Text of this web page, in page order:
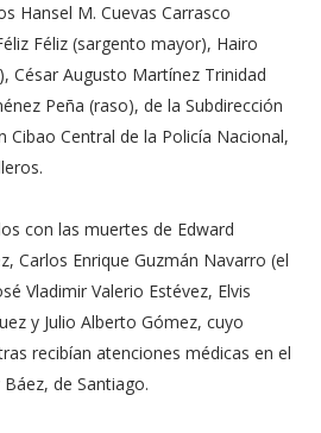
Hansel M. Cuevas Carrasco
Féliz (sargento mayor), Hairo
César Augusto Martínez Trinidad
Peña (raso), de la Subdirección
Cibao Central de la Policía Nacional,
con las muertes de Edward
Carlos Enrique Guzmán Navarro (el
Vladimir Valerio Estévez, Elvis
y Julio Alberto Gómez, cuyo
recibían atenciones médicas en el
de Santiago.